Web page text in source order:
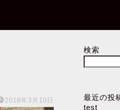
2018年3月10日
検索
最近の投
test